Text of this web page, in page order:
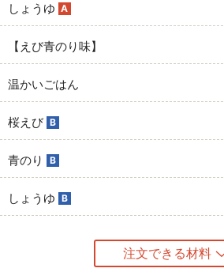
しょうゆ A
【えび青のり味】
温かいごはん
桜えび B
青のり B
しょうゆ B
注文できる材料